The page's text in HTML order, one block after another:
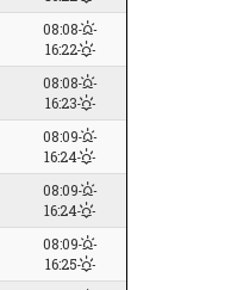
08:08
16:22
08:08
16:23
08:09
16:24
08:09
16:24
08:09
16:25